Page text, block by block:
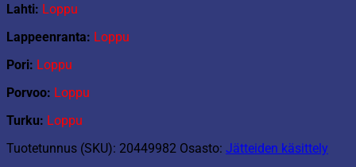
Lahti: Loppu
Lappeenranta: Loppu
Pori: Loppu
Porvoo: Loppu
Turku: Loppu
Tuotetunnus (SKU): 20449982 Osasto: Jätteiden käsittely